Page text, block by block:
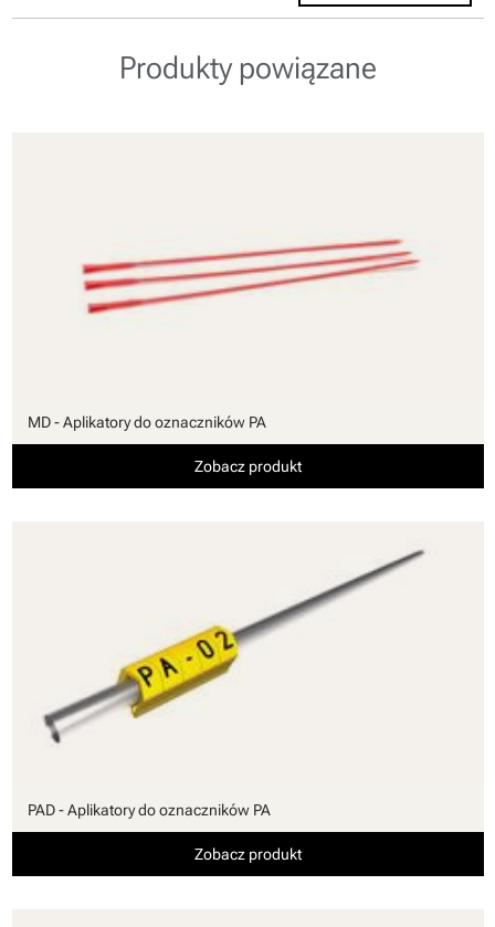
Produkty powiązane
MD - Aplikatory do oznaczników PA
Zobacz produkt
PAD - Aplikatory do oznaczników PA
Zobacz produkt